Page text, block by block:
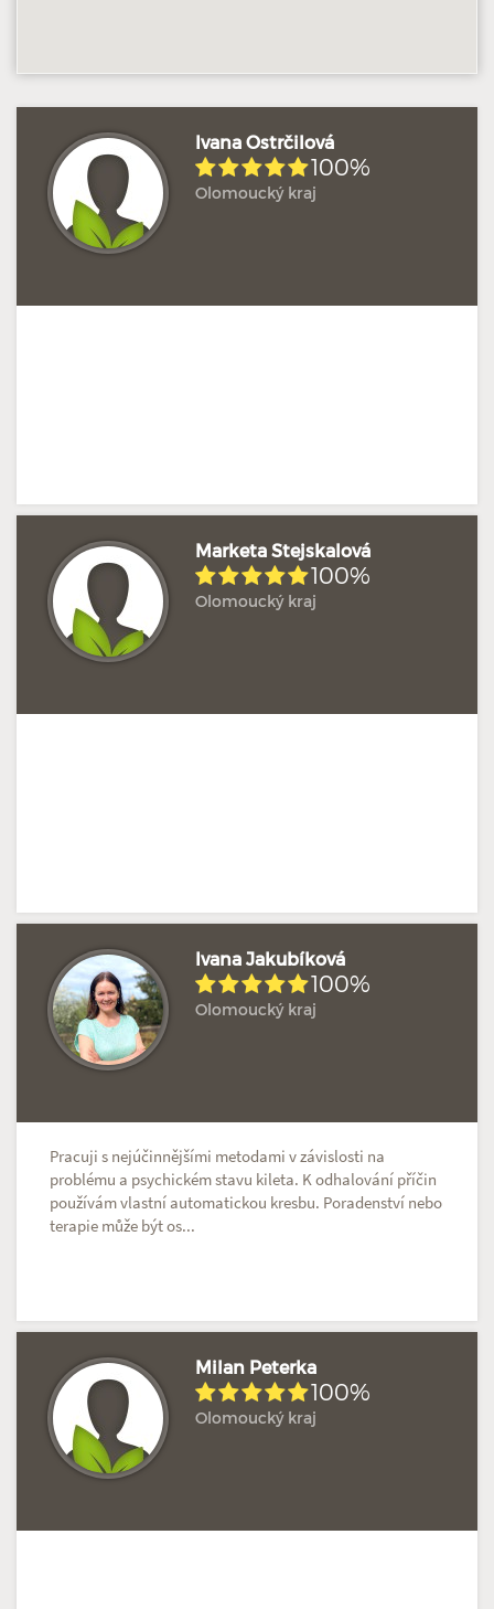
Ivana Ostrčilová
100%
Olomoucký kraj
Marketa Stejskalová
100%
Olomoucký kraj
Ivana Jakubíková
100%
Olomoucký kraj
Pracuji s nejúčinnějšími metodami v závislosti na
problému a psychickém stavu kileta. K odhalování příčin
používám vlastní automatickou kresbu. Poradenství nebo
terapie může být os...
Hodnoceno: 2×
Milan Peterka
100%
Olomoucký kraj
Hodnoceno: 2×
Hodnoceno: 2×
Hodnoceno: 2×